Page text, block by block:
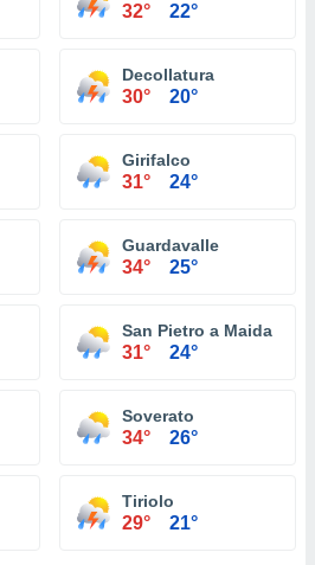
32° 22°
Decollatura
30° 20°
Girifalco
31° 24°
Guardavalle
34° 25°
San Pietro a Maida
31° 24°
Soverato
34° 26°
Tiriolo
29° 21°